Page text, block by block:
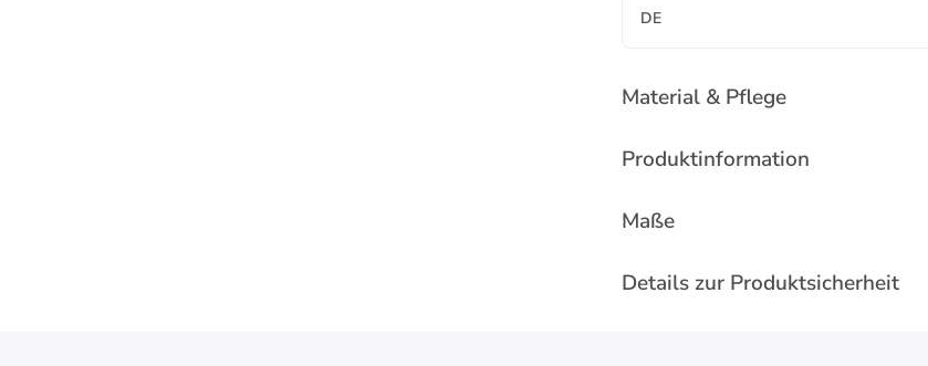
DE
Material & Pflege
Produktinformation
Maße
Details zur Produktsicherheit